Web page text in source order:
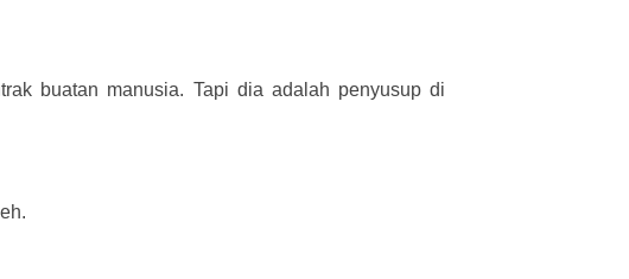
buatan manusia. Tapi dia adalah penyusup di